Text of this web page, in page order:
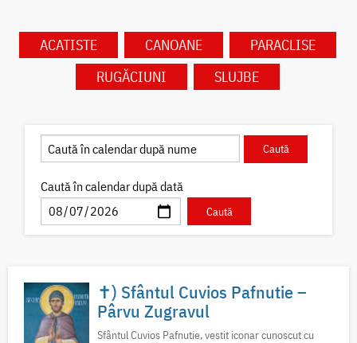
ACATISTE CANOANE
PARACLISE
RUGĂCIUNI
SLUJBE
Caută în calendar după dată
✝) Sfântul Cuvios Pafnutie –
Pârvu Zugravul
Sfântul Cuvios Pafnutie, vestit iconar cunoscut cu